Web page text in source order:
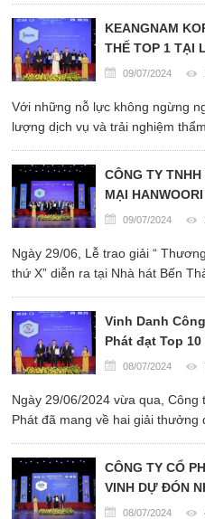
bố Thương Hiệu Xuất Sắc Châu Á.
KEANGNAM
THẾ TOP 1 TẠI
XUẤT SẮC
09/07/2024
Với những nỗ lực không ngừng
lượng dịch vụ và trải nghiệm
vào Top 1 Thương Hiệu Xuất Sắc
CÔNG TY
MẠI
thưởng “Huy
09/07/2024
Ngày 29/06, Lễ trao giải “
thứ X” diễn ra tại Nhà hát Bến
- Dịch vụ Chất Lượng Châu Á
Vinh Danh
Phát đạt Top
Á và Huy
08/07/2024
Ngày 29/06/2024 vừa qua,
Phát đã mang về hai giải thưởng
Vụ Chất Lượng Châu Á 2024.
CÔNG TY CỔ
VINH DỰ ĐÓN
CHƯƠNG VÀNG
08/07/2024